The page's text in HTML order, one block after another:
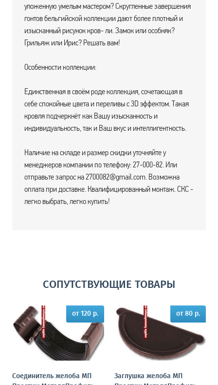
уложенную умелым мастером? Скругленные завершения
гонтов бельгийской коллекции дают более плотный и
изысканный рисунок кров- ли. Замок или особняк?
Грильяж или Ирис? Решать вам!
Особенности коллекции:
Единственная в своём роде коллекция, сочетающая в
себе спокойные цвета и переливы с 3D эффектом. Такая
кровля подчеркнёт как Вашу изысканность и
индивидуальность, так и Ваш вкус и интеллигентность.
Наличие на складе и размер скидки уточняйте у
менеджеров компании по телефону: 27-000-82. Или
отправьте запрос на 2700082@gmail.com. Возможна
оплата при доставке. Квалифицированный монтаж. СКС -
легко выбрать, легко купить!
СОПУТСТВУЮЩИЕ ТОВАРЫ
от 120 р.
Соединитель желоба МП
от 80 р.
Заглушка желоба МП